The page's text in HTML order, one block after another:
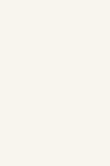
Der Plan – LP